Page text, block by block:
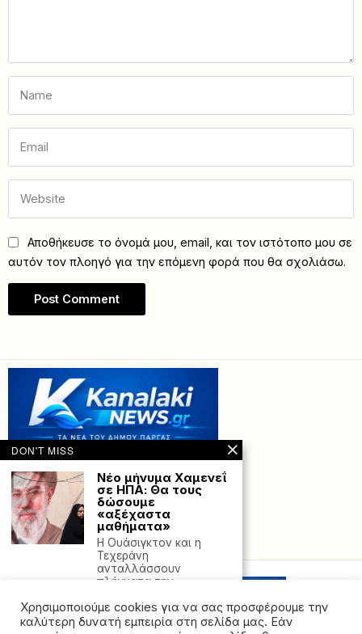
Αποθήκευσε το όνομά μου, email, και τον ιστότοπο μου σε
αυτόν τον πλοηγό για την επόμενη φορά που θα σχολιάσω.
Powered with by Hostville”)
Χρησιμοποιούμε cookies για να σας προσφέρουμε την
καλύτερη δυνατή εμπειρία στη σελίδα μας. Εάν
DON'T MISS
Νέο μήνυμα Χαμενεΐ
σε ΗΠΑ: Θα τους
δώσουμε
«αξέχαστα
μαθήματα»
Η Ουάσιγκτον και η
Τεχεράνη
ανταλλάσσουν
πλήγματα την
Βούλα: 12χρονη